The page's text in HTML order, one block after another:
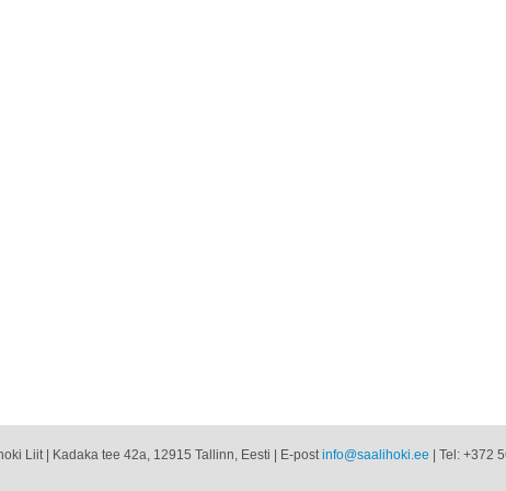
Liit | Kadaka tee 42a, 12915 Tallinn, Eesti | E-postinfo@saalihoki.ee | Tel: +372